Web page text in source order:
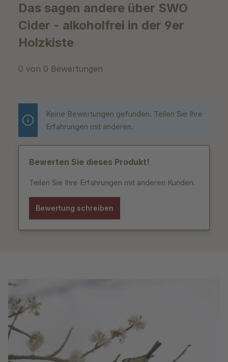
Das sagen andere über SWO
Cider - alkoholfrei in der 9er
Holzkiste
0 von 0 Bewertungen
Durchschnittliche Bewertung von 0 von 5 Sternen
Keine Bewertungen gefunden. Teilen Sie Ihre
Erfahrungen mit anderen.
Bewerten Sie dieses Produkt!
Teilen Sie Ihre Erfahrungen mit anderen Kunden.
Bewertung schreiben